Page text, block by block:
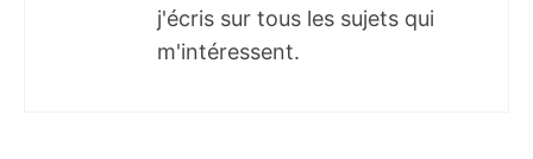
j'écris sur tous les sujets qui
m'intéressent.